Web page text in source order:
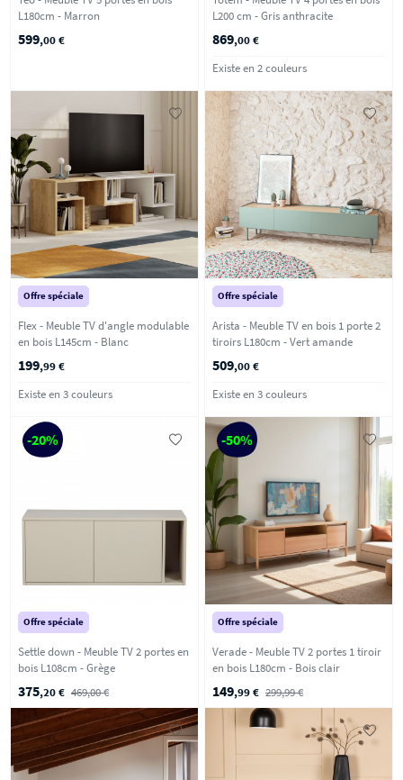
L180cm - Marron
599,00 €
L200 cm - Gris anthracite
869,00 €
Existe en 2 couleurs
Offre spéciale
Flex - Meuble TV d'angle modulable
en bois L145cm - Blanc
199,99 €
Existe en 3 couleurs
Offre spéciale
Arista - Meuble TV en bois 1 porte 2
tiroirs L180cm - Vert amande
509,00 €
Existe en 3 couleurs
-20%
Offre spéciale
Settle down - Meuble TV 2 portes en
bois L108cm - Grège
375,20 € 469,00 €
-50%
Offre spéciale
Verade - Meuble TV 2 portes 1 tiroir
en bois L180cm - Bois clair
149,99 € 299,99 €